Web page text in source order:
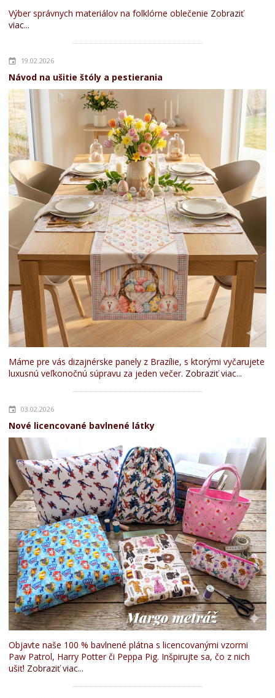
Výber správnych materiálov na folklórne oblečenie Zobraziť
viac...
19.02.2026
Návod na ušitie štóly a pestierania
Máme pre vás dizajnérske panely z Brazílie, s ktorými vyčarujete
luxusnú veľkonočnú súpravu za jeden večer. Zobraziť viac...
03.02.2026
Nové licencované bavlnené látky
Objavte naše 100 % bavlnené plátna s licencovanými vzormi
Paw Patrol, Harry Potter či Peppa Pig. Inšpirujte sa, čo z nich
ušiť! Zobraziť viac...